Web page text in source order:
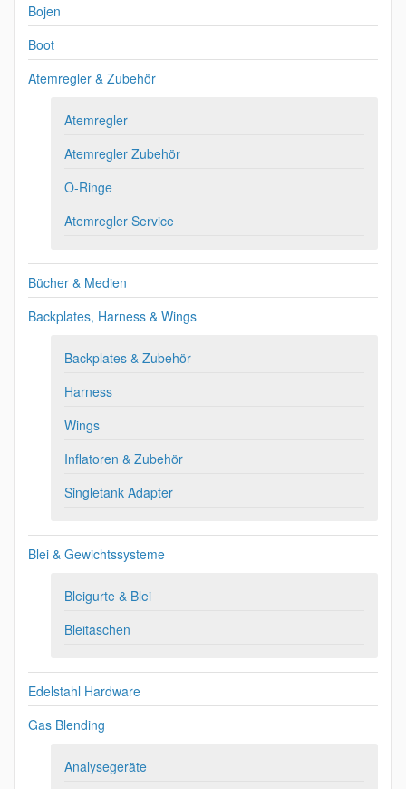
Bojen
Boot
Atemregler & Zubehör
Atemregler
Atemregler Zubehör
O-Ringe
Atemregler Service
Bücher & Medien
Backplates, Harness & Wings
Backplates & Zubehör
Harness
Wings
Inflatoren & Zubehör
Singletank Adapter
Blei & Gewichtssysteme
Bleigurte & Blei
Bleitaschen
Edelstahl Hardware
Gas Blending
Analysegeräte